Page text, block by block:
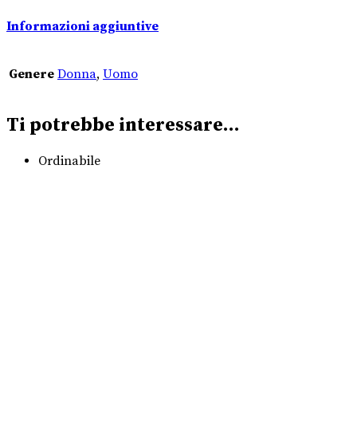
Informazioni aggiuntive
Genere Donna, Uomo
Ti potrebbe interessare…
Ordinabile